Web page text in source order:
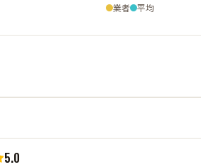
業者 平均
5.0